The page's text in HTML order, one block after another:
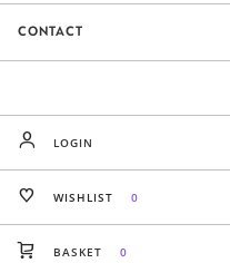
CONTACT
LOGIN
WISHLIST 0
BASKET 0